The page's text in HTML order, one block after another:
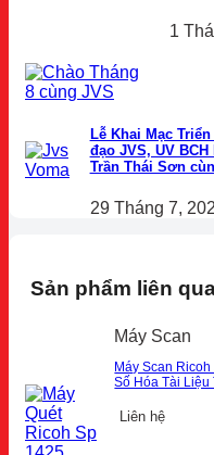
1
Lễ Khai Mạc
đạo JVS, UV
Trần Thái Sơn
29 Tháng 7,
Sản phẩm liên
Máy Scan
Máy Scan
Số Hóa Tài
Liên hệ